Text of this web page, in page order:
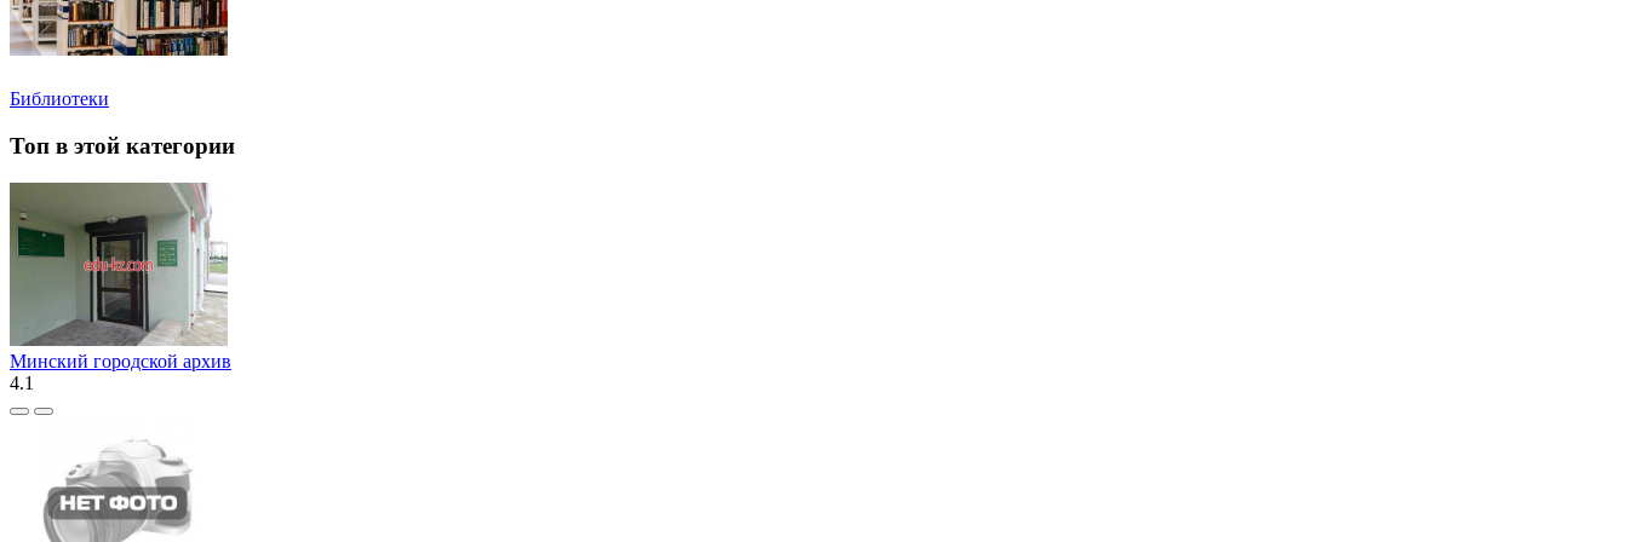
Библиотеки
Топ в этой категории
Минский городской архив
4.1